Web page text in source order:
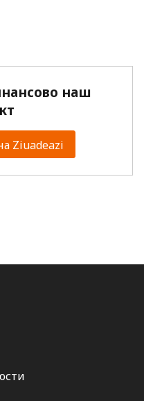
наш
Ziuadeazi